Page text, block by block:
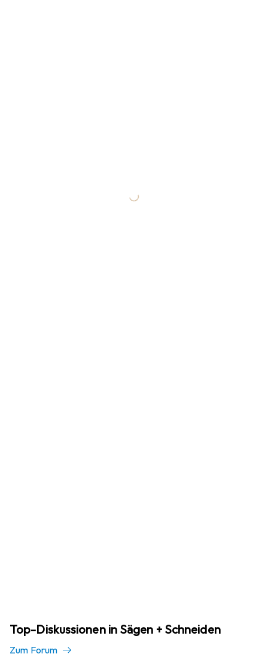
Top-Diskussionen in Sägen + Schneiden
Zum Forum